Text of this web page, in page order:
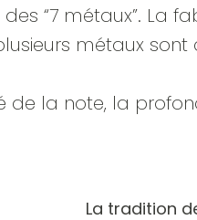
“7 métaux”. La
métaux
la note, la
La tradition